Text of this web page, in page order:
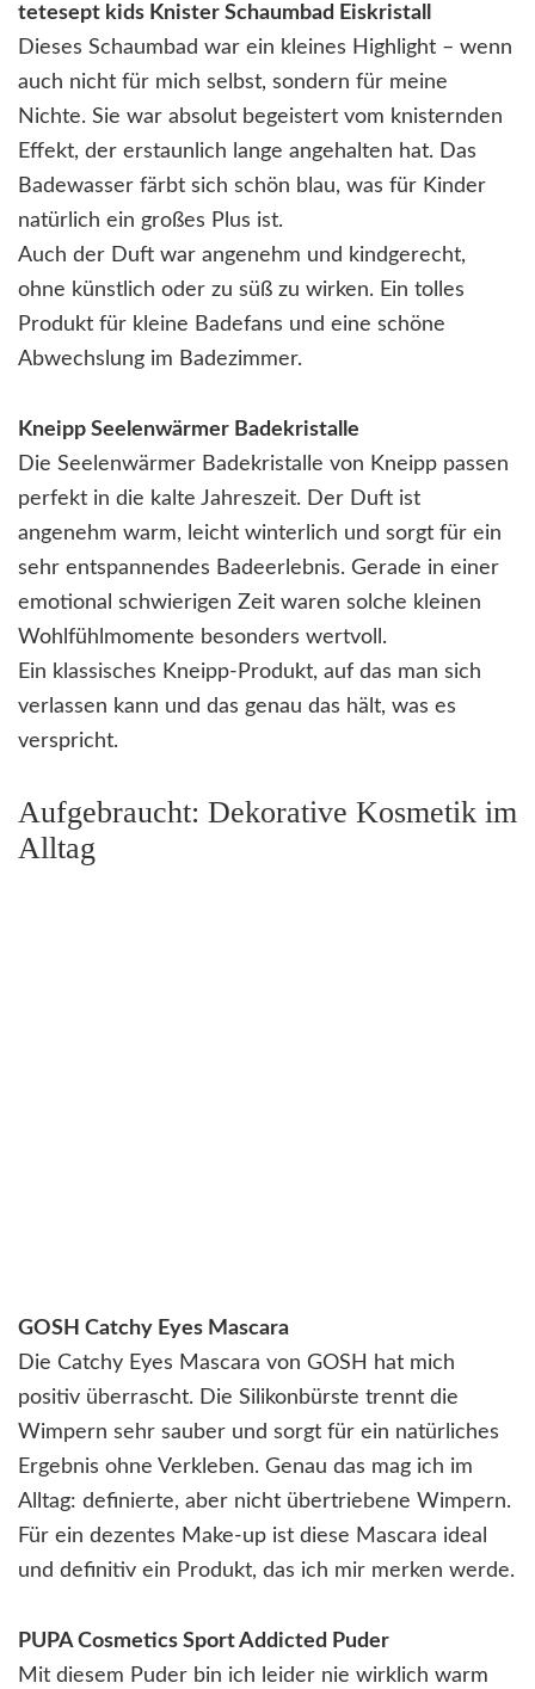
tetesept kids Knister Schaumbad Eiskristall
Dieses Schaumbad war ein kleines Highlight – wenn
auch nicht für mich selbst, sondern für meine
Nichte. Sie war absolut begeistert vom knisternden
Effekt, der erstaunlich lange angehalten hat. Das
Badewasser färbt sich schön blau, was für Kinder
natürlich ein großes Plus ist.
Auch der Duft war angenehm und kindgerecht,
ohne künstlich oder zu süß zu wirken. Ein tolles
Produkt für kleine Badefans und eine schöne
Abwechslung im Badezimmer.
Kneipp Seelenwärmer Badekristalle
Die Seelenwärmer Badekristalle von Kneipp passen
perfekt in die kalte Jahreszeit. Der Duft ist
angenehm warm, leicht winterlich und sorgt für ein
sehr entspannendes Badeerlebnis. Gerade in einer
emotional schwierigen Zeit waren solche kleinen
Wohlfühlmomente besonders wertvoll.
Ein klassisches Kneipp-Produkt, auf das man sich
verlassen kann und das genau das hält, was es
verspricht.
Aufgebraucht: Dekorative Kosmetik im
Alltag
GOSH Catchy Eyes Mascara
Die Catchy Eyes Mascara von GOSH hat mich
positiv überrascht. Die Silikonbürste trennt die
Wimpern sehr sauber und sorgt für ein natürliches
Ergebnis ohne Verkleben. Genau das mag ich im
Alltag: definierte, aber nicht übertriebene Wimpern.
Für ein dezentes Make-up ist diese Mascara ideal
und definitiv ein Produkt, das ich mir merken werde.
PUPA Cosmetics Sport Addicted Puder
Mit diesem Puder bin ich leider nie wirklich warm